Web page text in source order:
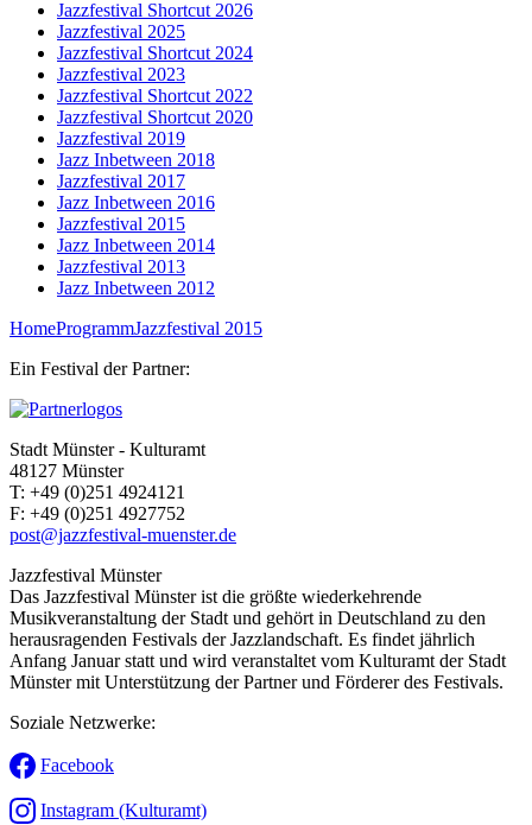
Jazzfestival Shortcut 2026
Jazzfestival 2025
Jazzfestival Shortcut 2024
Jazzfestival 2023
Jazzfestival Shortcut 2022
Jazzfestival Shortcut 2020
Jazzfestival 2019
Jazz Inbetween 2018
Jazzfestival 2017
Jazz Inbetween 2016
Jazzfestival 2015
Jazz Inbetween 2014
Jazzfestival 2013
Jazz Inbetween 2012
HomeProgrammJazzfestival 2015
Ein Festival der Partner:
Stadt Münster - Kulturamt
48127 Münster
T: +49 (0)251 4924121
F: +49 (0)251 4927752
post@jazzfestival-muenster.de
Jazzfestival Münster
Das Jazzfestival Münster ist die größte wiederkehrende
Musikveranstaltung der Stadt und gehört in Deutschland zu den
herausragenden Festivals der Jazzlandschaft. Es findet jährlich
Anfang Januar statt und wird veranstaltet vom Kulturamt der Stadt
Münster mit Unterstützung der Partner und Förderer des Festivals.
Soziale Netzwerke:
Facebook
Instagram (Kulturamt)